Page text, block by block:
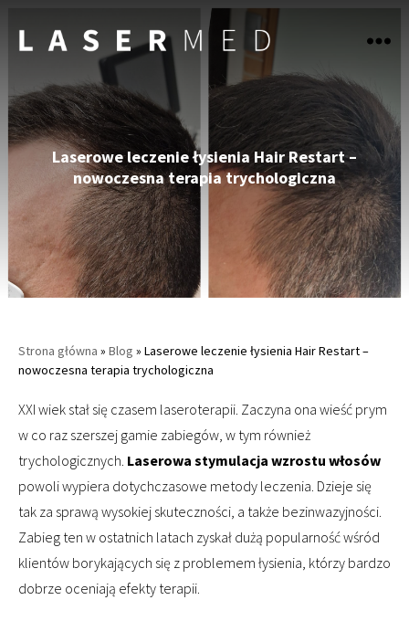
Laserowe leczenie łysienia Hair Restart –
nowoczesna terapia trychologiczna
Strona główna » Blog » Laserowe leczenie łysienia Hair Restart –
nowoczesna terapia trychologiczna
XXI wiek stał się czasem laseroterapii. Zaczyna ona wieść prym
w co raz szerszej gamie zabiegów, w tym również
trychologicznych. Laserowa stymulacja wzrostu włosów
powoli wypiera dotychczasowe metody leczenia. Dzieje się
tak za sprawą wysokiej skuteczności, a także bezinwazyjności.
Zabieg ten w ostatnich latach zyskał dużą popularność wśród
klientów borykających się z problemem łysienia, którzy bardzo
dobrze oceniają efekty terapii.